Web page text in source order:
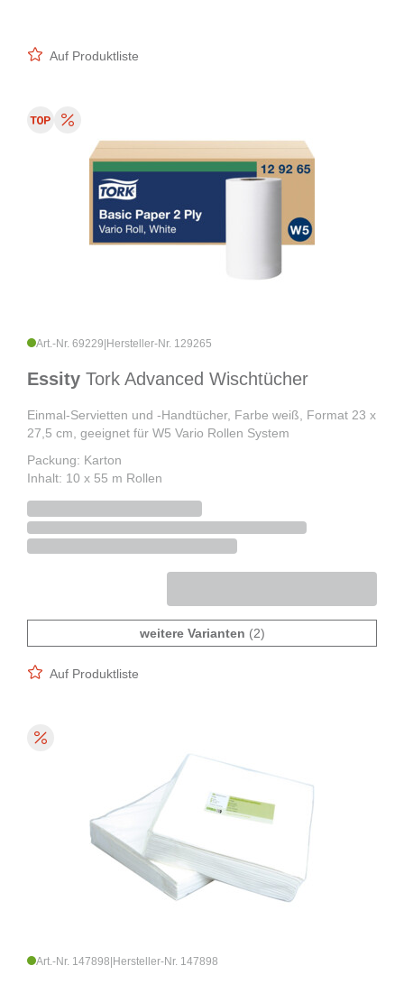
Auf Produktliste
Art.-Nr. 69229 Hersteller-Nr. 129265
Essity Tork Advanced Wischtücher
Einmal-Servietten und -Handtücher, Farbe weiß, Format 23 x
27,5 cm, geeignet für W5 Vario Rollen System
Packung: Karton
Inhalt: 10 x 55 m Rollen
weitere Varianten (2)
Auf Produktliste
Art.-Nr. 147898 Hersteller-Nr. 147898